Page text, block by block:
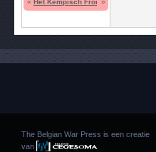
« Het Kempisch Front. Strijdblad
»
The Belgian War Press is een creatie
van